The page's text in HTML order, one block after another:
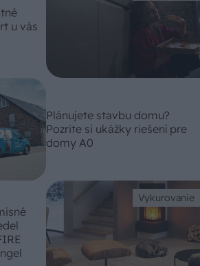
u vás
Plánujete stavbu domu?
Pozrite si ukážky riešení pre
domy A0
Vykurovanie